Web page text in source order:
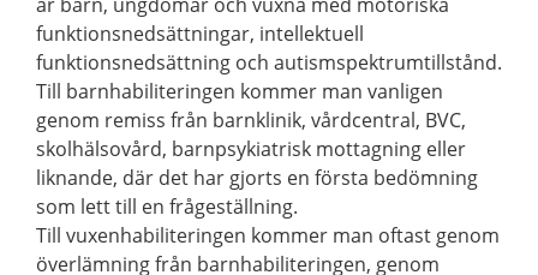
funktionsnedsättningar, intellektuell
funktionsnedsättning och autismspektrumtillstånd.
Till barnhabiliteringen kommer man vanligen
genom remiss från barnklinik, vårdcentral, BVC,
skolhälsovård, barnpsykiatrisk mottagning eller
liknande, där det har gjorts en första bedömning
som lett till en frågeställning.
Till vuxenhabiliteringen kommer man oftast genom
överlämning från barnhabiliteringen, genom